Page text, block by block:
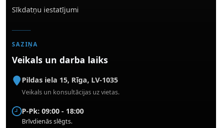
Sīkdatņu iestatījumi
SAZIŅA
Veikals un darba laiks
Pildas iela 15, Rīga, LV-1035
Veikals un konsultācijas uz vietas.
P-Pk: 09:00 - 18:00
Brīvdienās slēgts.